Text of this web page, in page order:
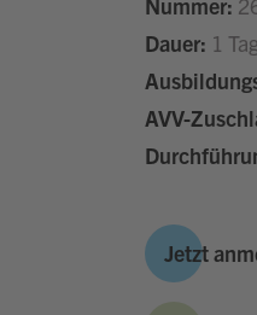
Dauer: 1
AVV-
Jetzt